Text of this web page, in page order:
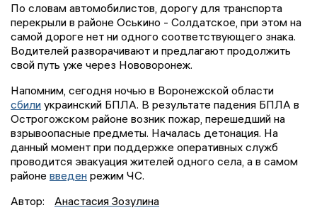
По словам автомобилистов, дорогу для транспорта
перекрыли в районе Оськино - Солдатское, при этом на
самой дороге нет ни одного соответствующего знака.
Водителей разворачивают и предлагают продолжить
свой путь уже через Нововоронеж.
Напомним, сегодня ночью в Воронежской области
сбили украинский БПЛА. В результате падения БПЛА в
Острогожском районе возник пожар, перешедший на
взрывоопасные предметы. Началась детонация. На
данный момент при поддержке оперативных служб
проводится эвакуация жителей одного села, а в самом
районе введен режим ЧС.
Автор:
Анастасия Зозулина